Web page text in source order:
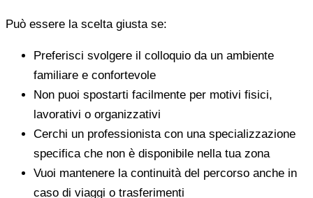
Può essere la scelta giusta se:
Preferisci svolgere il colloquio da un ambiente
familiare e confortevole
Non puoi spostarti facilmente per motivi fisici,
lavorativi o organizzativi
Cerchi un professionista con una specializzazione
specifica che non è disponibile nella tua zona
Vuoi mantenere la continuità del percorso anche in
caso di viaggi o trasferimenti